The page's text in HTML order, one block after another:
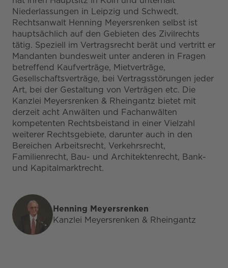
Niederlassungen in Leipzig und Schwedt.
Rechtsanwalt Henning Meyersrenken selbst ist
hauptsächlich auf den Gebieten des Zivilrechts
tätig. Speziell im Vertragsrecht berät und vertritt er
Mandanten bundesweit unter anderen in Fragen
betreffend Kaufverträge, Mietverträge,
Gesellschaftsverträge, bei Vertragsstörungen jeder
Art, bei der Gestaltung von Verträgen etc. Die
Kanzlei Meyersrenken & Rheingantz bietet mit
derzeit acht Anwälten und Fachanwälten
kompetenten Rechtsbeistand in einer Vielzahl
weiterer Rechtsgebiete, darunter auch in den
Bereichen Arbeitsrecht, Verkehrsrecht,
Familienrecht, Bau- und Architektenrecht, Bank-
und Kapitalmarktrecht.
Henning Meyersrenken
Kanzlei Meyersrenken & Rheingantz